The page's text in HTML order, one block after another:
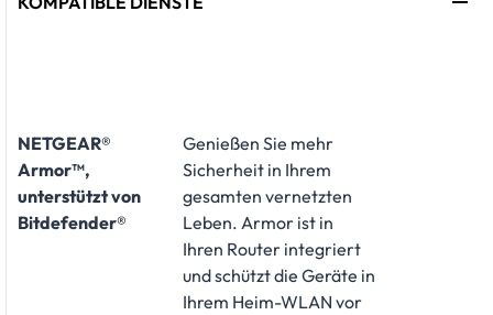
NETGEAR®
Armor™,
unterstützt von
Bitdefender®
Genießen Sie mehr
Sicherheit in Ihrem
gesamten vernetzten
Leben. Armor ist in
Ihren Router integriert
und schützt die Geräte in
Ihrem Heim-WLAN vor